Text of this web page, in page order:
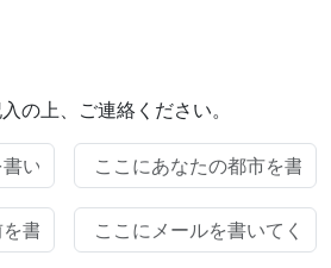
の上、ご連絡ください。